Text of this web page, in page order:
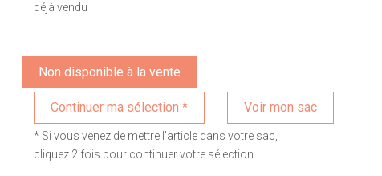
déjà vendu
Non disponible à la vente
Voir mon sac
* Si vous venez de mettre l'article dans votre sac,
cliquez 2 fois pour continuer votre sélection.